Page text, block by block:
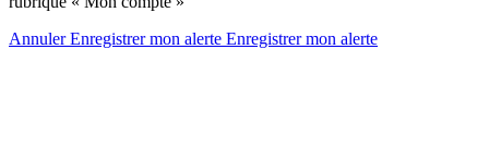
AnnulerEnregistrer mon alerte Enregistrermon alerte